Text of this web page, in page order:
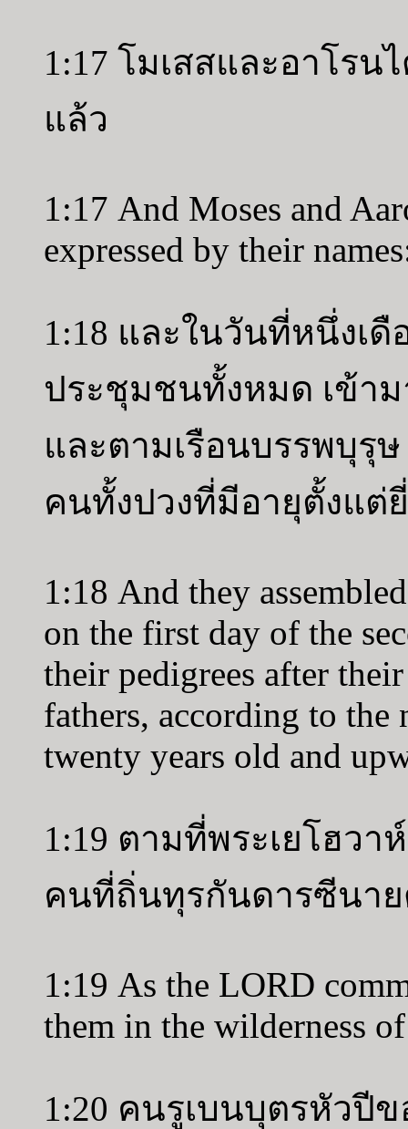
1:17 โมเสสและอาโร
แล้ว
1:17 And Moses and
expressed by their
1:18 และในวันที่หนึ่งเ
ประชุมชนทั้งหมด เข้า
และตามเรือนบรรพบุรุ
คนทั้งปวงที่มีอายุตั้งแต่
1:18 And they
on the first day of the
their pedigrees after
fathers, according to the
twenty years old and
1:19 ตามที่พระเยโฮวา
คนที่ถิ่นทุรกันดารซีนา
1:19 As the LORD
them in the wilderness
1:20 คนรูเบนบุตรหัวปี